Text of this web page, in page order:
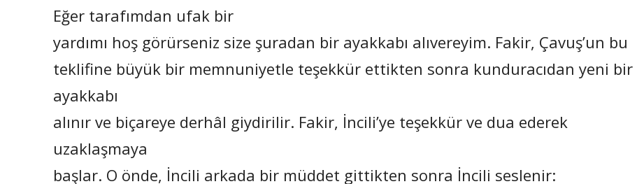
Eğer tarafımdan ufak bir
yardımı hoş görürseniz size şuradan bir ayakkabı alıvereyim. Fakir, Çavuş’un bu
teklifine büyük bir memnuniyetle teşekkür ettikten sonra kunduracıdan yeni bir
ayakkabı
alınır ve biçareye derhâl giydirilir. Fakir, İncili’ye teşekkür ve dua ederek
uzaklaşmaya
başlar. O önde, İncili arkada bir müddet gittikten sonra İncili seslenir: